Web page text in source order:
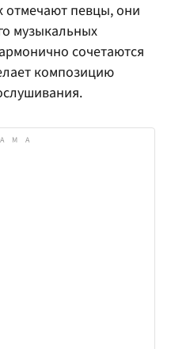
отмечают певцы, они
музыкальных
сочетаются
композицию